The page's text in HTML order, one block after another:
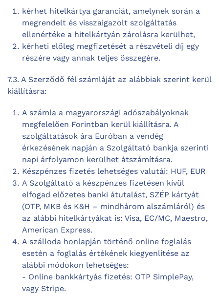
kérhet hitelkártya garanciát, amelynek során a
megrendelt és visszaigazolt szolgáltatás
ellenértéke a hitelkártyán zárolásra kerülhet,
kérheti előleg megfizetését a részvételi díj egy
részére vagy annak teljes összegére.
7.3. A Szerződő fél számláját az alábbiak szerint kerül
kiállításra:
A számla a magyarországi adószabályoknak
megfelelően Forintban kerül kiállításra. A
szolgáltatások ára Euróban a vendég
érkezésének napján a Szolgáltató bankja szerinti
napi árfolyamon kerülhet átszámításra.
Készpénzes fizetés lehetséges valutái: HUF, EUR
A Szolgáltató a készpénzes fizetésen kívül
elfogad előzetes banki átutalást, SZÉP kártyát
(OTP, MKB és K&H – mindhárom alszámláról) és
az alábbi hitelkártyákat is: Visa, EC/MC, Maestro,
American Express.
A szálloda honlapján történő online foglalás
esetén a foglalás értékének kiegyenlítése az
alábbi módokon lehetséges:
- Online bankkártyás fizetés: OTP SimplePay,
vagy Stripe.